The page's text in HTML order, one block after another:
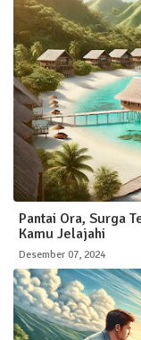
Pantai Ora, Surga
Kamu Jelajahi
Desember 07, 2024